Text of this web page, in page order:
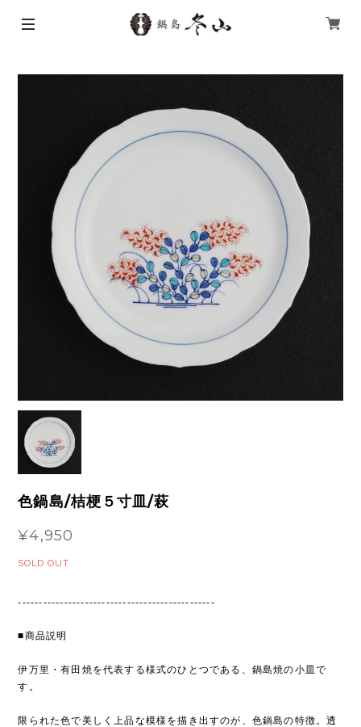
色鍋島/桔梗５寸皿/萩
¥4,950
SOLD OUT
-----------------------------------------------
■商品説明
伊万里・有田焼を代表する様式のひとつである、鍋島焼の小皿で
す。
限られた色で美しく上品な模様を描き出すのが、色鍋島の特徴。透